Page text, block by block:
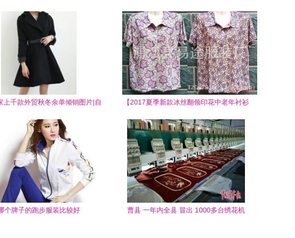
上千款外贸秋冬余单倾销图片|自
上海丹色服饰公司生产提供-
【2017夏季新款冰丝翻领印花中老年衬衫
浦江县易途服装厂 - 产品库
个牌子的跑步服装比较好 曹县 一年内全县 冒出 1000多台绣花机